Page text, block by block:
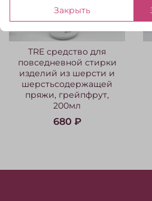
TRE средство для
повседневной стирки
изделий из шерсти и
шерстьсодержащей
пряжи, грейпфрут,
200мл
680 ₽
Закрыть